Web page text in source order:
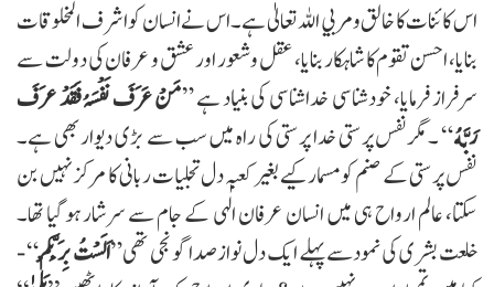
اس کائنات کا خالق ومربي اللہ تعالیٰ ہے۔ اس نے انسان کو اشرف المخلوقات
بنایا، احسن تقوم کا شاہکار بنایا، عقل و شعور اور عشق و عرفان کی دولت سے
سرفراز فرمایا، خودشناسی خداشناسی کی بنیاد ہے ”مَنْ عَرَفَ نَفْسَہُفَقَدْ عرَفَ
رَبَّهُ“ ۔مگرنفس پرستی خدا پرستی کی راہ میں سب سے بڑی دیوار بھی ہے۔
نفس پرستی کے صنم کو مسمار کیے بغیر کعبہ دل تجليات ربانی کا مرکز نہیں بن
سکتا، عالم ارواح ہی میں انسان عرفان الٰہی کے جام سے سرشار ہو گیا تھا۔
خلعت بشری کی نمودسے پہلے ایک دل نوازصدا گونجی تھی”اَلَسْتُ بِرَبِّكُمْ“ -